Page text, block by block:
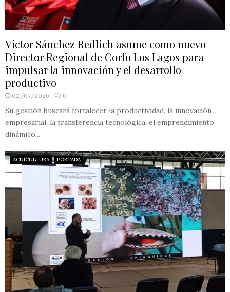
Víctor Sánchez Redlich asume como nuevo
Director Regional de Corfo Los Lagos para
impulsar la innovación y el desarrollo
productivo
02/07/2026 0
Su gestión buscará fortalecer la productividad, la innovación
empresarial, la transferencia tecnológica, el emprendimiento
dinámico...
ACUICULTURA PORTADA